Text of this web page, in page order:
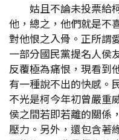
姑且不論未投票給
他，總之，他們就是不
對他恨之入骨。正所謂
一部分國民黨提名人侯
反覆極為痛恨，現看到
有一種說不出的快感。
不光是柯今年初曾嚴重
侯之間若即若離的關係
壓力。另外，還包含著